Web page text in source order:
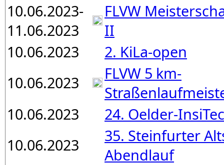
10.06.2023-
11.06.2023
FLVW
II
10.06.2023
2. KiLa-open
10.06.2023
FLVW 5 km-
10.06.2023
24. Oelder-
10.06.2023
35. Steinfurter
Abendlauf